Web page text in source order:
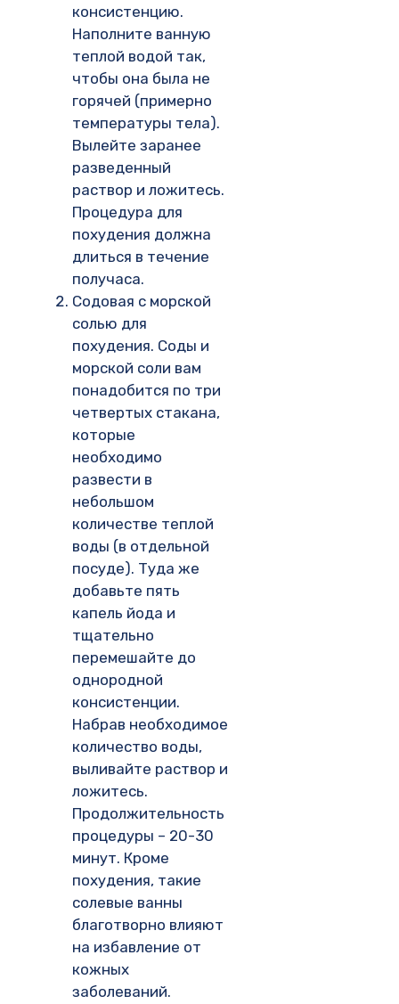
консистенцию.
Наполните ванную
теплой водой так,
чтобы она была не
горячей (примерно
температуры тела).
Вылейте заранее
разведенный
раствор и ложитесь.
Процедура для
похудения должна
длиться в течение
получаса.
Содовая с морской
солью для
похудения. Соды и
морской соли вам
понадобится по три
четвертых стакана,
которые
необходимо
развести в
небольшом
количестве теплой
воды (в отдельной
посуде). Туда же
добавьте пять
капель йода и
тщательно
перемешайте до
однородной
консистенции.
Набрав необходимое
количество воды,
выливайте раствор и
ложитесь.
Продолжительность
процедуры – 20-30
минут. Кроме
похудения, такие
солевые ванны
благотворно влияют
на избавление от
кожных
заболеваний.­